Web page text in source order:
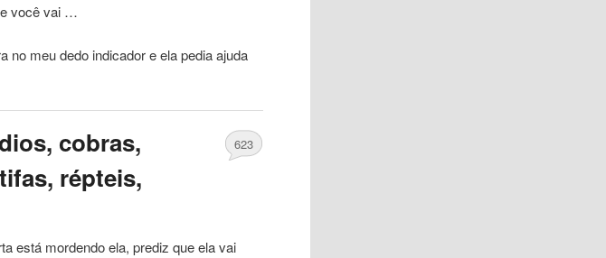
você vai …
no meu dedo indicador e ela pedia ajuda
cobras,
répteis,
623
está mordendo ela, prediz que ela vai